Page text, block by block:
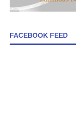
FACEBOOK FEED